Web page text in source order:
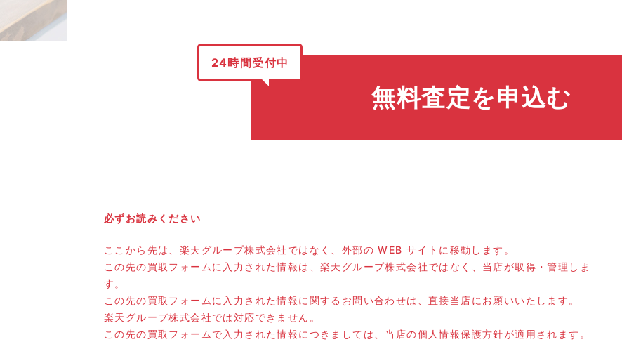
24時間受付中
無料査定を申込む
必ずお読みください
ここから先は、楽天グループ株式会社ではなく、外部の WEB サイトに移動します。
この先の買取フォームに入力された情報は、楽天グループ株式会社ではなく、当店が取得・管理しま
す。
この先の買取フォームに入力された情報に関するお問い合わせは、直接当店にお願いいたします。
楽天グループ株式会社では対応できません。
この先の買取フォームで入力された情報につきましては、当店の個人情報保護方針が適用されます。